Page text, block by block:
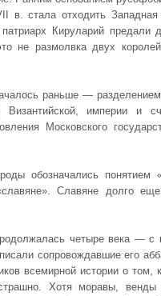
в. стала отходить
Кируларий
не размолвка двух
раньше —
Византийской, империи и
Московского
обозначались понятием
Славяне долго
четыре века — с
сопровождавшие его
всемирной истории о
Хотя моравы,